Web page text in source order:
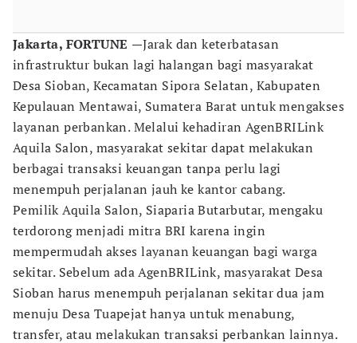
Jakarta, FORTUNE —Jarak dan keterbatasan
infrastruktur bukan lagi halangan bagi masyarakat
Desa Sioban, Kecamatan Sipora Selatan, Kabupaten
Kepulauan Mentawai, Sumatera Barat untuk mengakses
layanan perbankan. Melalui kehadiran AgenBRILink
Aquila Salon, masyarakat sekitar dapat melakukan
berbagai transaksi keuangan tanpa perlu lagi
menempuh perjalanan jauh ke kantor cabang.
Pemilik Aquila Salon, Siaparia Butarbutar, mengaku
terdorong menjadi mitra BRI karena ingin
mempermudah akses layanan keuangan bagi warga
sekitar. Sebelum ada AgenBRILink, masyarakat Desa
Sioban harus menempuh perjalanan sekitar dua jam
menuju Desa Tuapejat hanya untuk menabung,
transfer, atau melakukan transaksi perbankan lainnya.